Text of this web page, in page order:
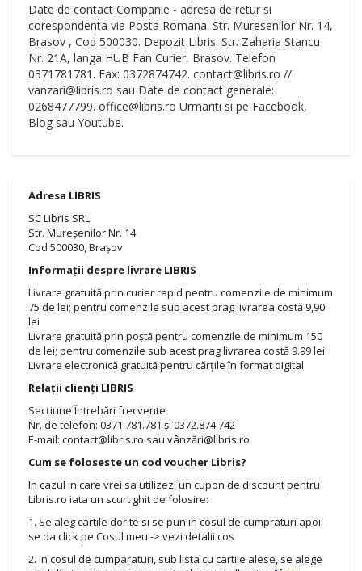
Date de contact Companie - adresa de retur si
corespondenta via Posta Romana: Str. Muresenilor Nr. 14,
Brasov , Cod 500030. Depozit Libris. Str. Zaharia Stancu
Nr. 21A, langa HUB Fan Curier, Brasov. Telefon
0371781781. Fax: 0372874742. contact@libris.ro //
vanzari@libris.ro sau Date de contact generale:
0268477799. office@libris.ro Urmariti si pe Facebook,
Blog sau Youtube.
Adresa LIBRIS
SC Libris SRL
Str. Mureșenilor Nr. 14
Cod 500030, Brașov
Informații despre livrare LIBRIS
Livrare gratuită prin curier rapid pentru comenzile de minimum
75 de lei; pentru comenzile sub acest prag livrarea costă 9,90
lei
Livrare gratuită prin poștă pentru comenzile de minimum 150
de lei; pentru comenzile sub acest prag livrarea costă 9.99 lei
Livrare electronică gratuită pentru cărțile în format digital
Relații clienți LIBRIS
Secțiune Întrebări frecvente
Nr. de telefon: 0371.781.781 și 0372.874.742
E-mail: contact@libris.ro sau vânzări@libris.ro
Cum se foloseste un cod voucher Libris?
In cazul in care vrei sa utilizezi un cupon de discount pentru
Libris.ro iata un scurt ghit de folosire:
1. Se aleg cartile dorite si se pun in cosul de cumpraturi apoi
se da click pe Cosul meu -> vezi detalii cos
2. In cosul de cumparaturi, sub lista cu cartile alese, se alege